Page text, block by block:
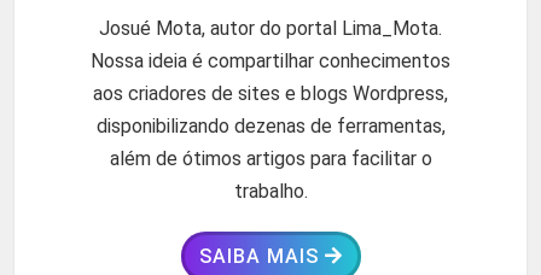
Josué Mota, autor do portal Lima_Mota.
Nossa ideia é compartilhar conhecimentos
aos criadores de sites e blogs Wordpress,
disponibilizando dezenas de ferramentas,
além de ótimos artigos para facilitar o
trabalho.
SAIBA MAIS